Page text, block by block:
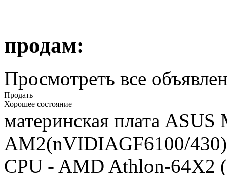
продам:
Просмотреть все
Продать
Хорошее состояние
материнская плата
AM2(nVIDIAGF6100/430)
CPU - AMD Athlon-64X2